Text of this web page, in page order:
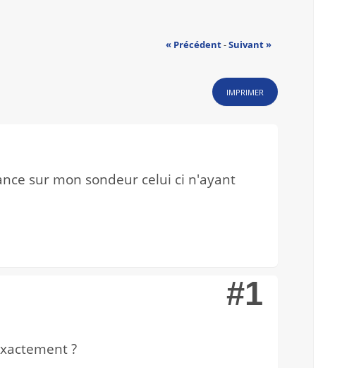
« Précédent-Suivant »
IMPRIMER
sur mon sondeur celui ci n'ayant
#1
?